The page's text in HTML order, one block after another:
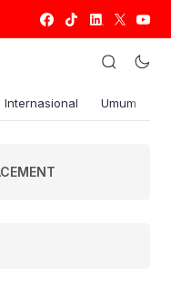
Internasional Umum